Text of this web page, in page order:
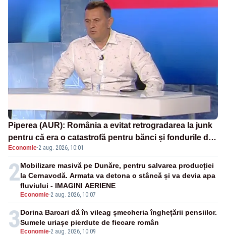
Piperea (AUR): România a evitat retrogradarea la junk
pentru că era o catastrofă pentru bănci și fondurile de
pensii
Economie·2 aug. 2026, 10:01
2
Economie-2 aug. 2026, 10:07
Mobilizare masivă pe Dunăre, pentru salvarea producției
la Cernavodă. Armata va detona o stâncă și va devia apa
fluviului - IMAGINI AERIENE
3 Economie-2 aug. 2026, 10:09
Dorina Barcari dă în vileag șmecheria înghețării pensiilor.
Sumele uriașe pierdute de fiecare român